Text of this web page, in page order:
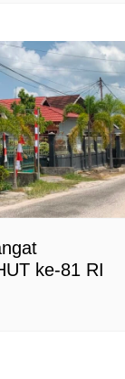
ke-81 RI